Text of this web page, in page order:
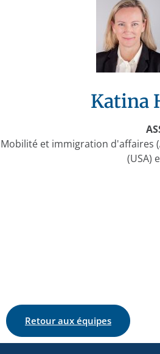
Katina
Mobilité et immigration d'affaires
(USA)
Retour aux équipes